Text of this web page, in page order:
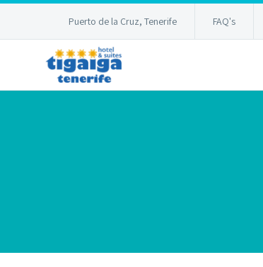
Puerto de la Cruz, Tenerife FAQ's